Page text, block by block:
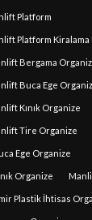
Platform
Platform Kiralama
Bergama
Buca Ege
Kınık Organize
Tire Organize
Ege Organize
Organize
Plastik İhtisas